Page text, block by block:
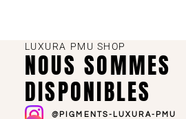
LUXURA PMU SHOP
NOUS SOMMES
DISPONIBLES
@PIGMENTS-LUXURA-PMU